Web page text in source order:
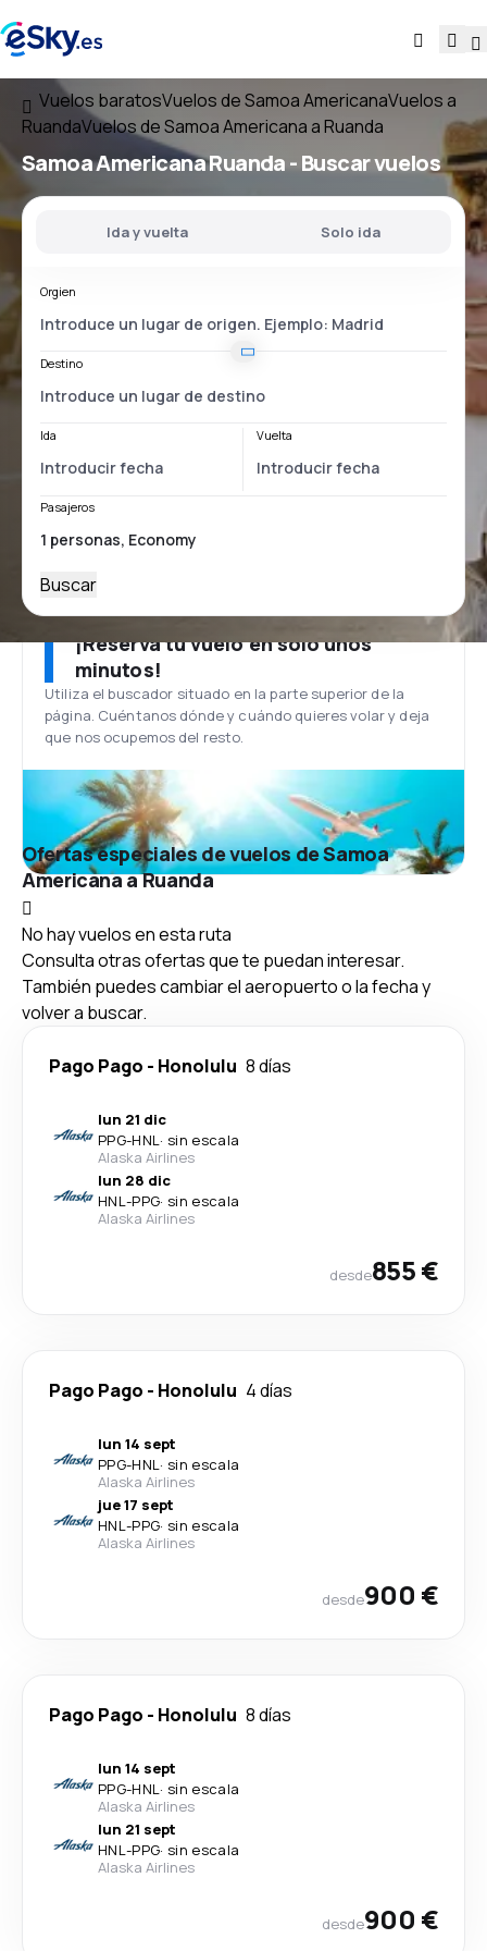
Vuelos baratosVuelos de Samoa AmericanaVuelos a
RuandaVuelos de Samoa Americana a Ruanda
Samoa Americana Ruanda- Buscar vuelos
Ida y vuelta Solo ida
Orgien
Destino
Ida Vuelta
Pasajeros
Buscar
¡Reserva tu vuelo en solo unos
minutos!
Utiliza el buscador situado en la parte superior de la
página. Cuéntanos dónde y cuándo quieres volar y deja
que nos ocupemos del resto.
Ofertas especiales de vuelos de Samoa
Americana a Ruanda
No hay vuelos en esta ruta
Consulta otras ofertas que te puedan interesar.
También puedes cambiar el aeropuerto o la fecha y
volver a buscar.
Pago Pago - Honolulu 8 días
lun 21 dic
PPG-HNL· sin escala
Alaska Airlines
lun 28 dic
HNL-PPG· sin escala
Alaska Airlines
desde855 €
Pago Pago - Honolulu 4 días
lun 14 sept
PPG-HNL· sin escala
Alaska Airlines
jue 17 sept
HNL-PPG· sin escala
Alaska Airlines
desde900 €
Pago Pago - Honolulu 8 días
lun 14 sept
PPG-HNL· sin escala
Alaska Airlines
lun 21 sept
HNL-PPG· sin escala
Alaska Airlines
desde900 €